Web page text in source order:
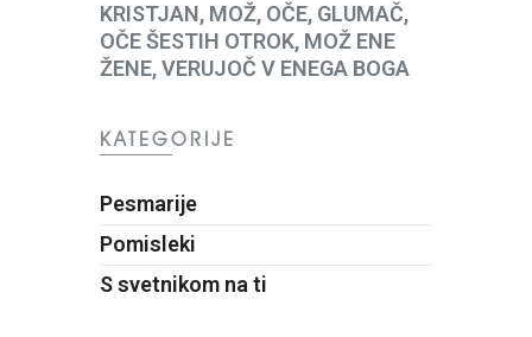
KRISTJAN, MOŽ, OČE, GLUMAČ,
OČE ŠESTIH OTROK, MOŽ ENE
ŽENE, VERUJOČ V ENEGA BOGA
KATEGORIJE
Pesmarije
Pomisleki
S svetnikom na ti